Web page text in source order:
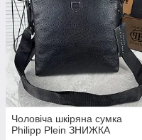
Чоловіча шкіряна сумка
Philipp Plein ЗНИЖКА